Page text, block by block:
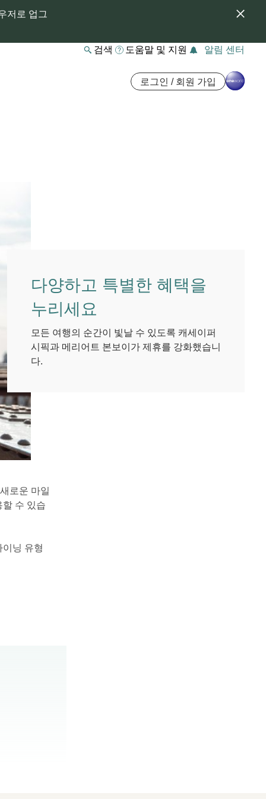
저로 업그
검색 도움말 및 지원 알림 센터
로그인 / 회원 가입
다양하고 특별한 혜택을
누리세요
모든 여행의 순간이 빛날 수 있도록 캐세이퍼
시픽과 메리어트 본보이가 제휴를 강화했습니
다.
로운 마일
수 있습
닝 유형